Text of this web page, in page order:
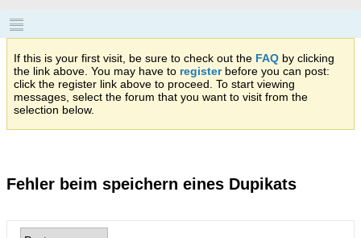
If this is your first visit, be sure to check out the FAQ by clicking
the link above. You may have to registerbefore you can post:
click the register link above to proceed. To start viewing
messages, select the forum that you want to visit from the
selection below.
Fehler beim speichern eines Dupikats